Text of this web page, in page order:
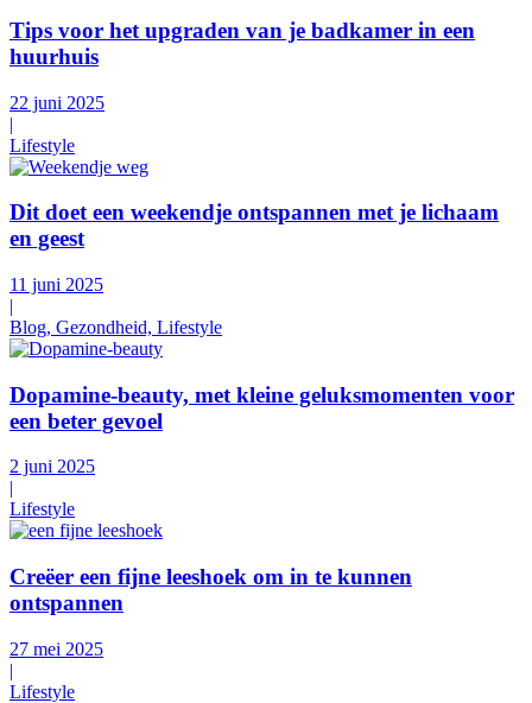
Tips voor het upgraden van je badkamer in een
huurhuis
22 juni 2025
|
Lifestyle
Dit doet een weekendje ontspannen met je lichaam
en geest
11 juni 2025
|
Blog, Gezondheid, Lifestyle
Dopamine-beauty, met kleine geluksmomenten voor
een beter gevoel
2 juni 2025
|
Lifestyle
Creëer een fijne leeshoek om in te kunnen
ontspannen
27 mei 2025
|
Lifestyle